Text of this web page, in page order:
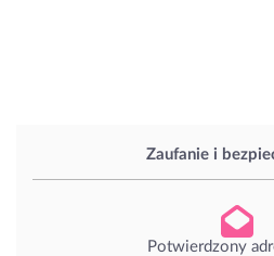
Zaufanie i
Potwierdzony